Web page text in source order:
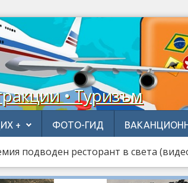
• Туризъм
+ ФОТО-ГИД
подводен ресторант в света